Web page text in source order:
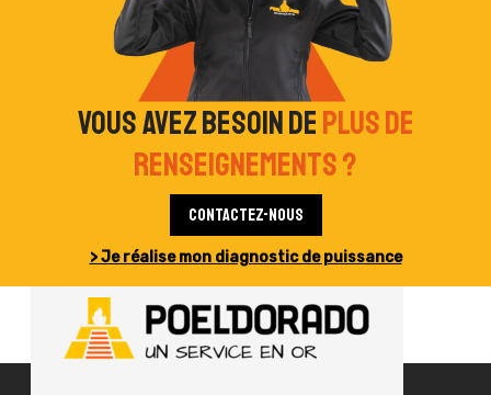
Vous avez besoin deplus de
renseignements ?
Contactez-nous
> Je réalise mon diagnostic de puissance